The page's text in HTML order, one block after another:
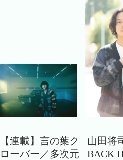
【連載】言の葉ク
ローバー／多次元
山田将
BACK